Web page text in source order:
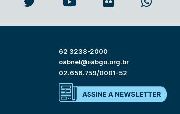
62 3238-2000
oabnet@oabgo.org.br
02.656.759/0001-52